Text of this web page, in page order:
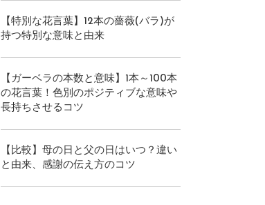
【特別な花言葉】12本の薔薇(バラ)が
持つ特別な意味と由来
【ガーベラの本数と意味】1本～100本
の花言葉！色別のポジティブな意味や
長持ちさせるコツ
【比較】母の日と父の日はいつ？違い
と由来、感謝の伝え方のコツ